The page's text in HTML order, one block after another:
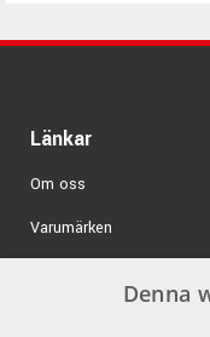
Länkar
Om oss
Varumärken
Denna